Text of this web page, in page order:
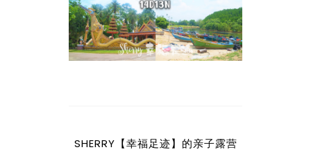
SHERRY【幸福足迹】的亲子露营